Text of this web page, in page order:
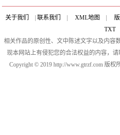
关于我们 | 联系我们 | XML地图 |
TXT
相关作品的原创性、文中陈述文字以及内容
现本网站上有侵犯您的合法权益的内容，请
Copyright © 2019 http://www.gtrzf.com 版